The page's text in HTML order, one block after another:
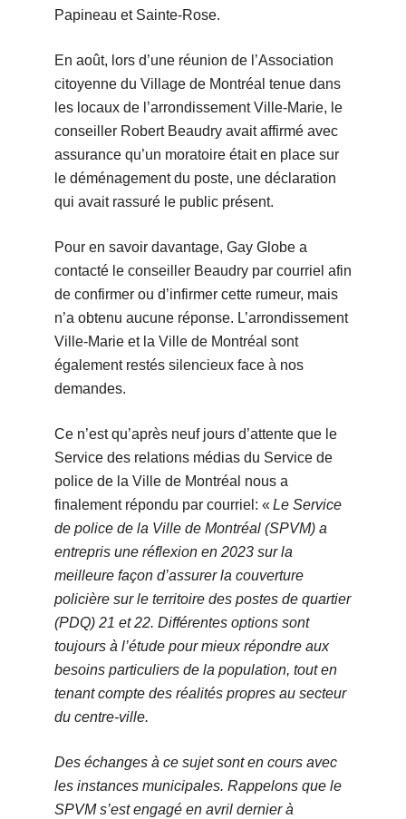
Papineau et Sainte-Rose.
En août, lors d’une réunion de l’Association
citoyenne du Village de Montréal tenue dans
les locaux de l’arrondissement Ville-Marie, le
conseiller Robert Beaudry avait affirmé avec
assurance qu’un moratoire était en place sur
le déménagement du poste, une déclaration
qui avait rassuré le public présent.
Pour en savoir davantage, Gay Globe a
contacté le conseiller Beaudry par courriel afin
de confirmer ou d’infirmer cette rumeur, mais
n’a obtenu aucune réponse. L’arrondissement
Ville-Marie et la Ville de Montréal sont
également restés silencieux face à nos
demandes.
Ce n’est qu’après neuf jours d’attente que le
Service des relations médias du Service de
police de la Ville de Montréal nous a
finalement répondu par courriel: « Le Service
de police de la Ville de Montréal (SPVM) a
entrepris une réflexion en 2023 sur la
meilleure façon d’assurer la couverture
policière sur le territoire des postes de quartier
(PDQ) 21 et 22. Différentes options sont
toujours à l’étude pour mieux répondre aux
besoins particuliers de la population, tout en
tenant compte des réalités propres au secteur
du centre-ville.
Des échanges à ce sujet sont en cours avec
les instances municipales. Rappelons que le
SPVM s’est engagé en avril dernier à